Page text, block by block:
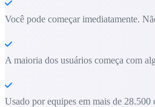
Você pode começar imediatamente.
A maioria dos usuários começa com
Usado por equipes em mais de 28.500